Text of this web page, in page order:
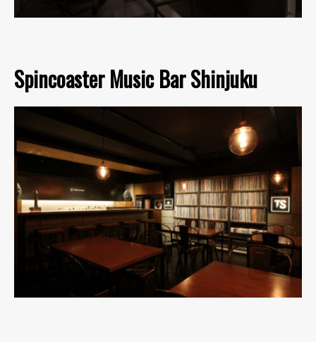
Spincoaster Music Bar Shinjuku